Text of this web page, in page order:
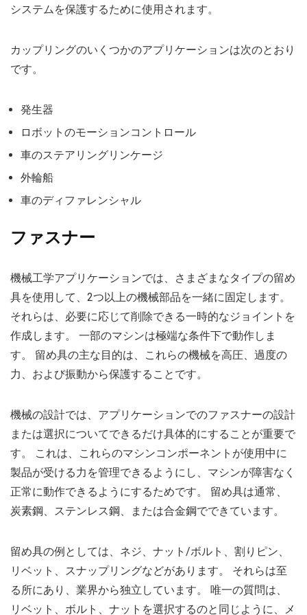
システムを保護するために使用されます。
カップリングのいくつかのアプリケーションは次のとおり
です。
発生器
ロボットのモーションコントロール
車のステアリングリンケージ
外輪船
車のディファレンシャル
ファスナー
機械工学アプリケーションでは、さまざまなタイプの留め
具を使用して、2つ以上の機械部品を一緒に固定します。
それらは、必要に応じて削除できる一時的なジョイントを
作成します。 一部のマシンは極端な条件下で動作しま
す。 留め具の主な目的は、これらの機械を高圧、過度の
力、および振動から保護することです。
機械の設計では、アプリケーションでのファスナーの設計
または選択についてできるだけ具体的にすることが重要で
す。 これは、これらのマシンコンポーネントが使用中に
製品が受ける力を管理できるようにし、マシンが障害なく
正常に動作できるようにするためです。 留め具は通常、
炭素鋼、ステンレス鋼、または合金鋼でできています。
留め具の例としては、ネジ、ナット/ボルト、割りピン、
リベット、スナップリングなどがあります。 それらは至
る所にあり、業界から独立しています。 唯一の質問は、
リベット、ボルト、ナットを選択するのと同じように、メ